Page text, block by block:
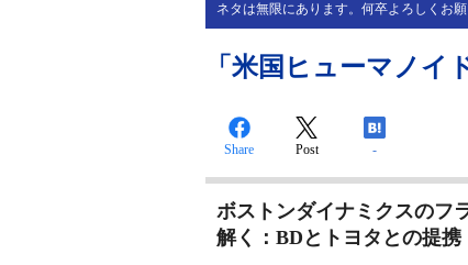
ネタは無限にあります。何卒よろしくお願
「米国ヒューマノイ
Share Post -
ボストンダイナミクスのフ
解く：BDとトヨタとの提携